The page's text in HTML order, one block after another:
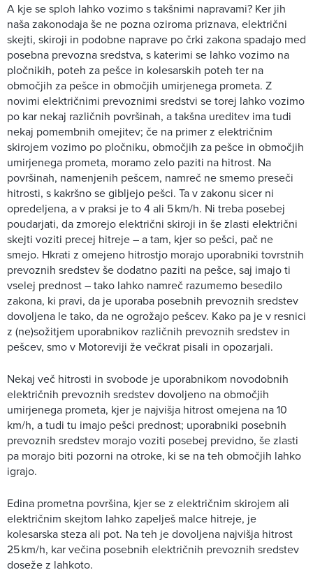
A kje se sploh lahko vozimo s takšnimi napravami? Ker jih
naša zakonodaja še ne pozna oziroma priznava, električni
skejti, skiroji in podobne naprave po črki zakona spadajo med
posebna prevozna sredstva, s katerimi se lahko vozimo na
pločnikih, poteh za pešce in kolesarskih poteh ter na
območjih za pešce in območjih umirjenega prometa. Z
novimi električnimi prevoznimi sredstvi se torej lahko vozimo
po kar nekaj različnih površinah, a takšna ureditev ima tudi
nekaj pomembnih omejitev; če na primer z električnim
skirojem vozimo po pločniku, območjih za pešce in območjih
umirjenega prometa, moramo zelo paziti na hitrost. Na
površinah, namenjenih pešcem, namreč ne smemo preseči
hitrosti, s kakršno se gibljejo pešci. Ta v zakonu sicer ni
opredeljena, a v praksi je to 4 ali 5 km/h. Ni treba posebej
poudarjati, da zmorejo električni skiroji in še zlasti električni
skejti voziti precej hitreje – a tam, kjer so pešci, pač ne
smejo. Hkrati z omejeno hitrostjo morajo uporabniki tovrstnih
prevoznih sredstev še dodatno paziti na pešce, saj imajo ti
vselej prednost – tako lahko namreč razumemo besedilo
zakona, ki pravi, da je uporaba posebnih prevoznih sredstev
dovoljena le tako, da ne ogrožajo pešcev. Kako pa je v resnici
z (ne)sožitjem uporabnikov različnih prevoznih sredstev in
pešcev, smo v Motoreviji že večkrat pisali in opozarjali.
Nekaj več hitrosti in svobode je uporabnikom novodobnih
električnih prevoznih sredstev dovoljeno na območjih
umirjenega prometa, kjer je najvišja hitrost omejena na 10
km/h, a tudi tu imajo pešci prednost; uporabniki posebnih
prevoznih sredstev morajo voziti posebej previdno, še zlasti
pa morajo biti pozorni na otroke, ki se na teh območjih lahko
igrajo.
Edina prometna površina, kjer se z električnim skirojem ali
električnim skejtom lahko zapelješ malce hitreje, je
kolesarska steza ali pot. Na teh je dovoljena najvišja hitrost
25 km/h, kar večina posebnih električnih prevoznih sredstev
doseže z lahkoto.